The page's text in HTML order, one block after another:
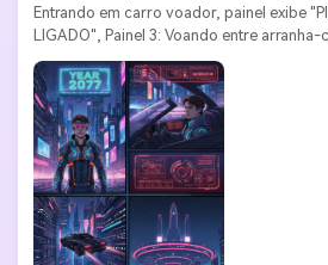
Entrando em carro voador, painel exibe
LIGADO", Painel 3: Voando entre arranha-
velocidade, Painel 4: Chegando ao porto
"SHUTTLE PARA MARTE". Estilo futurista,